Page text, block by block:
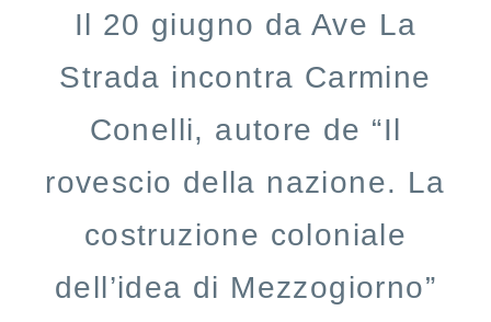
Il 20 giugno da Ave La
Strada incontra Carmine
Conelli, autore de “Il
rovescio della nazione. La
costruzione coloniale
dell’idea di Mezzogiorno”